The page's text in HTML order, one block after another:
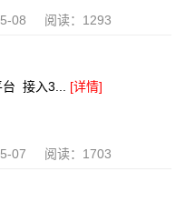
08 阅读：1293
台 接入3... [详情]
07 阅读：1703